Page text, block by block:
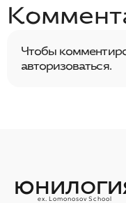
Чтобы
авторизоваться.
ex. Lomonosov School